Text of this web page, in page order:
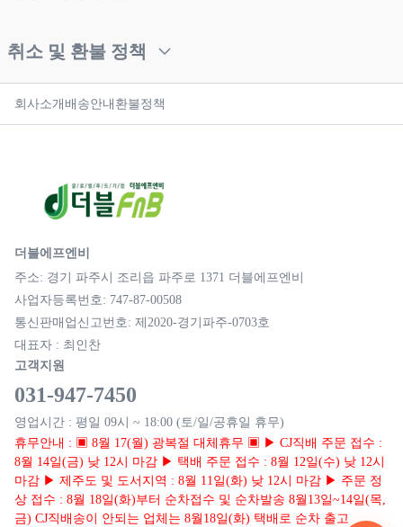
취소 및 환불 정책
회사소개 배송안내 환불정책
더블에프엔비
주소: 경기 파주시 조리읍 파주로 1371 더블에프엔비
사업자등록번호: 747-87-00508
통신판매업신고번호: 제2020-경기파주-0703호
대표자 : 최인찬
고객지원
031-947-7450
영업시간 : 평일 09시 ~ 18:00 (토/일/공휴일 휴무)
휴무안내 : ▣ 8월 17(월) 광복절 대체휴무 ▣ ▶ CJ직배 주문 접수 :
8월 14일(금) 낮 12시 마감 ▶ 택배 주문 접수 : 8월 12일(수) 낮 12시
마감 ▶ 제주도 및 도서지역 : 8월 11일(화) 낮 12시 마감 ▶ 주문 정
상 접수 : 8월 18일(화)부터 순차접수 및 순차발송 8월13일~14일(목,
금) CJ직배송이 안되는 업체는 8월18일(화) 택배로 순차 출고